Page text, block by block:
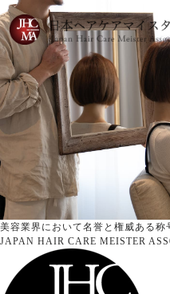
美容業界において名誉と権威ある称
JAPAN HAIR CARE MEISTER